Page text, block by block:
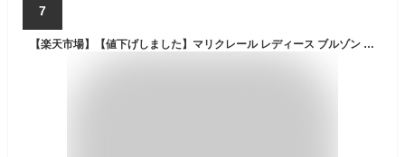
7
【楽天市場】【値下げしました】マリクレール レディース ブルゾン 711700 格子柄 レディース ゴルフウェア ストレッチ 大きいサイズ マリクレールスポール marie claire sport ニットブルゾン フルジップ ジャージー素材 アウター チェック柄：CORSIA GOLF